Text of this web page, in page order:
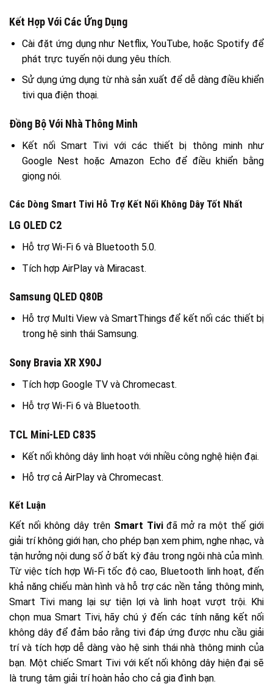
Kết Hợp Với Các Ứng Dụng
Cài đặt ứng dụng như Netflix, YouTube, hoặc Spotify để
phát trực tuyến nội dung yêu thích.
Sử dụng ứng dụng từ nhà sản xuất để dễ dàng điều khiển
tivi qua điện thoại.
Đồng Bộ Với Nhà Thông Minh
Kết nối Smart Tivi với các thiết bị thông minh như
Google Nest hoặc Amazon Echo để điều khiển bằng
giọng nói.
Các Dòng Smart Tivi Hỗ Trợ Kết Nối Không Dây Tốt Nhất
LG OLED C2
Hỗ trợ Wi-Fi 6 và Bluetooth 5.0.
Tích hợp AirPlay và Miracast.
Samsung QLED Q80B
Hỗ trợ Multi View và SmartThings để kết nối các thiết bị
trong hệ sinh thái Samsung.
Sony Bravia XR X90J
Tích hợp Google TV và Chromecast.
Hỗ trợ Wi-Fi 6 và Bluetooth.
TCL Mini-LED C835
Kết nối không dây linh hoạt với nhiều công nghệ hiện đại.
Hỗ trợ cả AirPlay và Chromecast.
Kết Luận
Kết nối không dây trên Smart Tiviđã mở ra một thế giới
giải trí không giới hạn, cho phép bạn xem phim, nghe nhạc, và
tận hưởng nội dung số ở bất kỳ đâu trong ngôi nhà của mình.
Từ việc tích hợp Wi-Fi tốc độ cao, Bluetooth linh hoạt, đến
khả năng chiếu màn hình và hỗ trợ các nền tảng thông minh,
Smart Tivi mang lại sự tiện lợi và linh hoạt vượt trội. Khi
chọn mua Smart Tivi, hãy chú ý đến các tính năng kết nối
không dây để đảm bảo rằng tivi đáp ứng được nhu cầu giải
trí và tích hợp dễ dàng vào hệ sinh thái nhà thông minh của
bạn. Một chiếc Smart Tivi với kết nối không dây hiện đại sẽ
là trung tâm giải trí hoàn hảo cho cả gia đình bạn.